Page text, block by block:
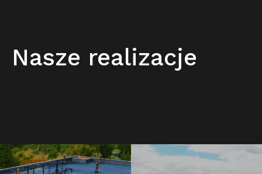
Nasze realizacje